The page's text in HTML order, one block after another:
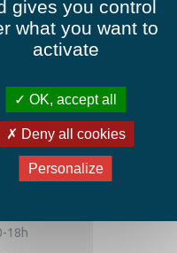
NOUS
Chambellay
18h
gives you control
what you want to
activate
OK, accept all
Deny all cookies
Personalize